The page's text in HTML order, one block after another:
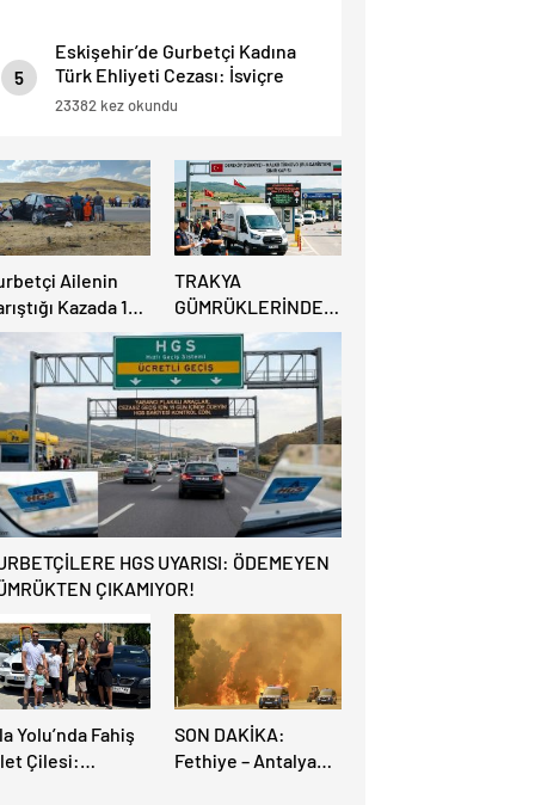
5
Eskişehir’de Gurbetçi Kadına
Türk Ehliyeti Cezası: İsviçre
Ehliyeti Kabul Edilmedi.
23382 kez okundu
Ailenin
Kazada 1
Hayatını
7 kişi
TRAKYA
GÜMRÜKLERİNDE
BÜYÜK
RAHATLAMA:
DEREKÖY HAFİF
TİCARİ ARAÇLARA
AÇILIYOR!
HGS UYARISI: ÖDEMEYEN
ÇIKAMIYOR!
Yolu’nda Fahiş
Çilesi:
SON DAKİKA:
Fethiye – Antalya